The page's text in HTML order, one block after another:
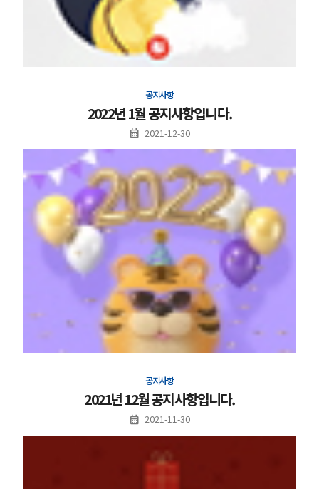
공지사항
2022년 1월 공지사항입니다.
2021-12-30
공지사항
2021년 12월 공지사항입니다.
2021-11-30